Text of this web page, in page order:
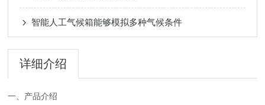
智能人工气候箱能够模拟多种气候条件
详细介绍
一、产品介绍